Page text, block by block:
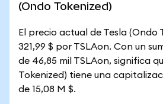
(Ondo Tokenized)
El precio actual de Tesla (Ondo
321,99 $ por TSLAon. Con un
de 46,85 mil TSLAon, significa
Tokenized) tiene una
de 15,08 M $.